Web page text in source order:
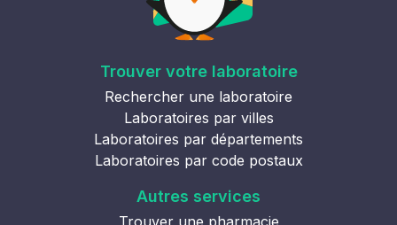
Trouver votre laboratoire
Rechercher une laboratoire
Laboratoires par villes
Laboratoires par départements
Laboratoires par code postaux
Autres services
Trouver une pharmacie